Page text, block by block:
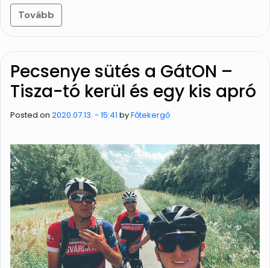
Tovább
Pecsenye sütés a GátON –
Tisza-tó kerül és egy kis apró
Posted on 2020.07.13. - 15:41 byFőtekergő